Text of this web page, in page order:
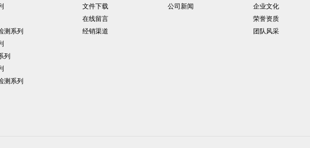
测系列
列
测系列
文件下载
在线留言
经销渠道
公司新闻
企业文化
荣誉资质
团队风采